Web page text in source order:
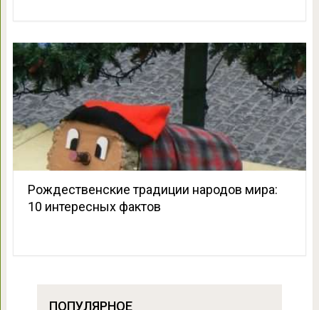
Рождественские традиции народов мира:
10 интересных фактов
ПОПУЛЯРНОЕ